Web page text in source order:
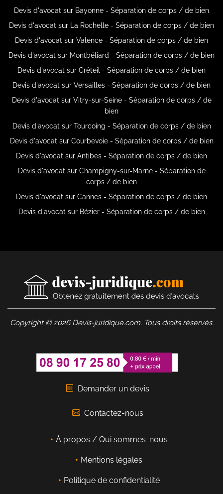
Devis d'avocat sur Bayonne - Séparation de corps / de bien
Devis d'avocat sur La Rochelle - Séparation de corps / de bien
Devis d'avocat sur Valence - Séparation de corps / de bien
Devis d'avocat sur Montbéliard - Séparation de corps / de bien
Devis d'avocat sur Créteil - Séparation de corps / de bien
Devis d'avocat sur Versailles - Séparation de corps / de bien
Devis d'avocat sur Vitry-sur-Seine - Séparation de corps / de
bien
Devis d'avocat sur Tourcoing - Séparation de corps / de bien
Devis d'avocat sur Courbevoie - Séparation de corps / de bien
Devis d'avocat sur Antibes - Séparation de corps / de bien
Devis d'avocat sur Champigny-sur-Marne - Séparation de
corps / de bien
Devis d'avocat sur Cannes - Séparation de corps / de bien
Devis d'avocat sur Bézier - Séparation de corps / de bien
Copyright © 2026 Devis-juridique.com. Tous droits réservés.
Demander un devis
Contactez-nous
À propos / Qui sommes-nous
Mentions légales
Politique de confidentialité